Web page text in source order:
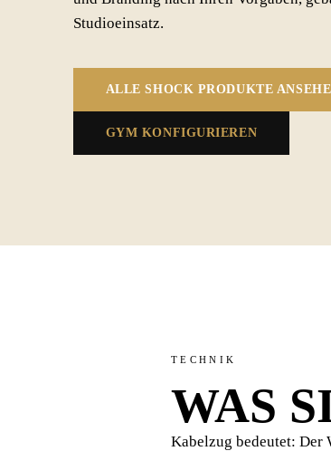
Studioeinsatz.
ALLE SHOCK PRODUKTE
GYM KONFIGURIEREN
TECHNIK
WAS
Kabelzug bedeutet: Der